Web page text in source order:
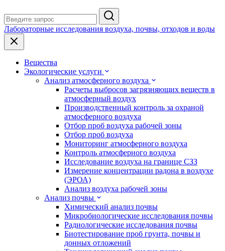
Лабораторные исследования воздуха, почвы, отходов и воды
Вещества
Экологические услуги
Анализ атмосферного воздуха
Расчеты выбросов загрязняющих веществ в
атмосферный воздух
Производственный контроль за охраной
атмосферного воздуха
Отбор проб воздуха рабочей зоны
Отбор проб воздуха
Мониторинг атмосферного воздуха
Контроль атмосферного воздуха
Исследование воздуха на границе СЗЗ
Измерение концентрации радона в воздухе
(ЭРОА)
Анализ воздуха рабочей зоны
Анализ почвы
Химический анализ почвы
Микробиологические исследования почвы
Радиологические исследования почвы
Биотестирование проб грунта, почвы и
донных отложений